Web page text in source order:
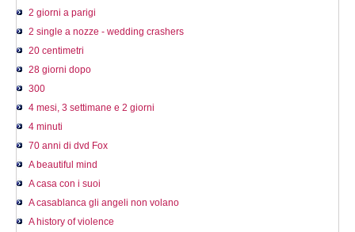
2 giorni a parigi
2 single a nozze - wedding crashers
20 centimetri
28 giorni dopo
300
4 mesi, 3 settimane e 2 giorni
4 minuti
70 anni di dvd Fox
A beautiful mind
A casa con i suoi
A casablanca gli angeli non volano
A history of violence